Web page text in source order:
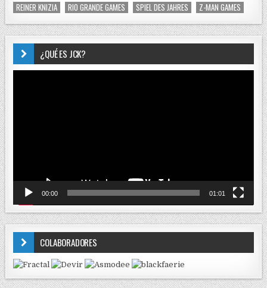
REINER KNIZIA
RIO GRANDE GAMES SPIEL DES JAHRES Z-MAN GAMES
¿QUÉ ES JCK?
00:00 01:01
COLABORADORES